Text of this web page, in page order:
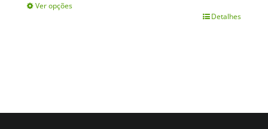
Ver opções
The
Detalhes